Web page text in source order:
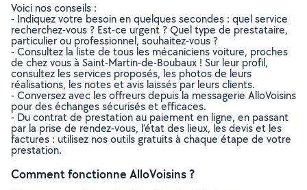
Voici nos conseils :
- Indiquez votre besoin en quelques secondes : quel service
recherchez-vous ? Est-ce urgent ? Quel type de prestataire,
particulier ou professionnel, souhaitez-vous ?
- Consultez la liste de tous les mécaniciens voiture, proches
de chez vous à Saint-Martin-de-Boubaux ! Sur leur profil,
consultez les services proposés, les photos de leurs
réalisations, les notes et avis laissés par leurs clients.
- Conversez avec les offreurs depuis la messagerie AlloVoisins
pour des échanges sécurisés et efficaces.
- Du contrat de prestation au paiement en ligne, en passant
par la prise de rendez-vous, l’état des lieux, les devis et les
factures : utilisez nos outils gratuits à chaque étape de votre
prestation.
Comment fonctionne AlloVoisins ?